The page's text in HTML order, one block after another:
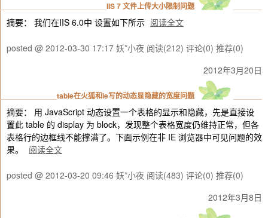
IIS 7 文件上传大小限制问题
摘要： 我们在IIS 6.0中 设置如下所示 阅读全文
posted @ 2012-03-30 17:17 妖*小夜 阅读(212) 评论(0) 推荐(0)
2012年3月20日
table在火狐和ie写的动态显隐藏的宽度问题
摘要： 用 JavaScript 动态设置一个表格的显示和隐藏，先是直接设
置此 table 的 display 为 block，发现整个表格宽度仍维持正常，但各
表格行的边框线不能撑满了。下面示例在非 IE 浏览器中可见问题的效
果。
阅读全文
posted @ 2012-03-20 09:46 妖*小夜 阅读(483) 评论(0) 推荐(0)
2012年3月8日